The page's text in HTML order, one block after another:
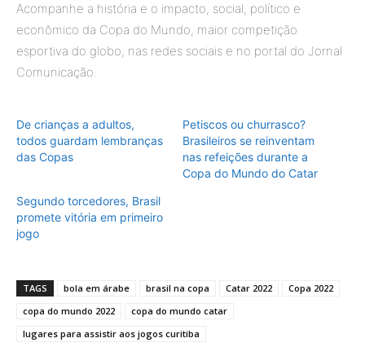
Acompanhe a história e o impacto, social, político e
econômico da Copa do Mundo, maior competição
esportiva do globo, nas redes sociais e no portal do Jornal
Comunicação.
De crianças a adultos,
todos guardam lembranças
das Copas
Petiscos ou churrasco?
Brasileiros se reinventam
nas refeições durante a
Copa do Mundo do Catar
Segundo torcedores, Brasil
promete vitória em primeiro
jogo
TAGS bola em árabe brasil na copa Catar 2022
Copa 2022
copa do mundo 2022
copa do mundo catar
lugares para assistir aos jogos curitiba